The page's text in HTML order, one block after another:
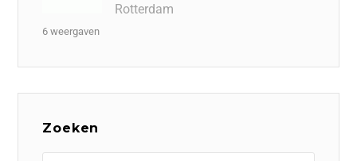
Rotterdam
6 weergaven
Zoeken